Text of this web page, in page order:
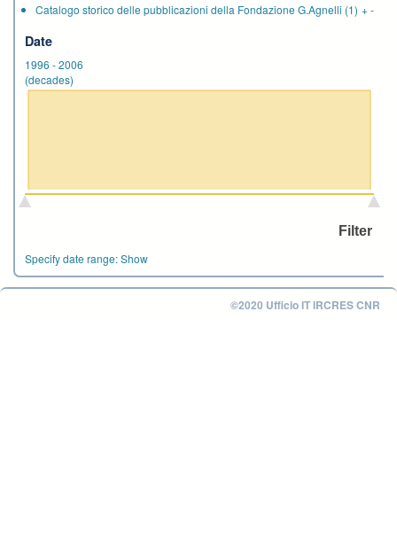
Catalogo storico delle pubblicazioni della Fondazione G.Agnelli (1) +-
Date
1996 -2006
(decades)
Specify date range:Show
©2020 Ufficio IT IRCRES CNR